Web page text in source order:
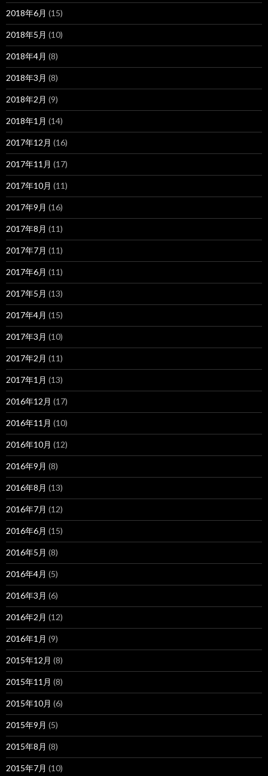
2018年6月 (15)
2018年5月 (10)
2018年4月 (8)
2018年3月 (8)
2018年2月 (9)
2018年1月 (14)
2017年12月 (16)
2017年11月 (17)
2017年10月 (11)
2017年9月 (16)
2017年8月 (11)
2017年7月 (11)
2017年6月 (11)
2017年5月 (13)
2017年4月 (15)
2017年3月 (10)
2017年2月 (11)
2017年1月 (13)
2016年12月 (17)
2016年11月 (10)
2016年10月 (12)
2016年9月 (8)
2016年8月 (13)
2016年7月 (12)
2016年6月 (15)
2016年5月 (8)
2016年4月 (5)
2016年3月 (6)
2016年2月 (12)
2016年1月 (9)
2015年12月 (8)
2015年11月 (8)
2015年10月 (6)
2015年9月 (5)
2015年8月 (8)
2015年7月 (10)